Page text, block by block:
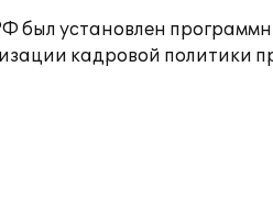
установлен
кадровой политики